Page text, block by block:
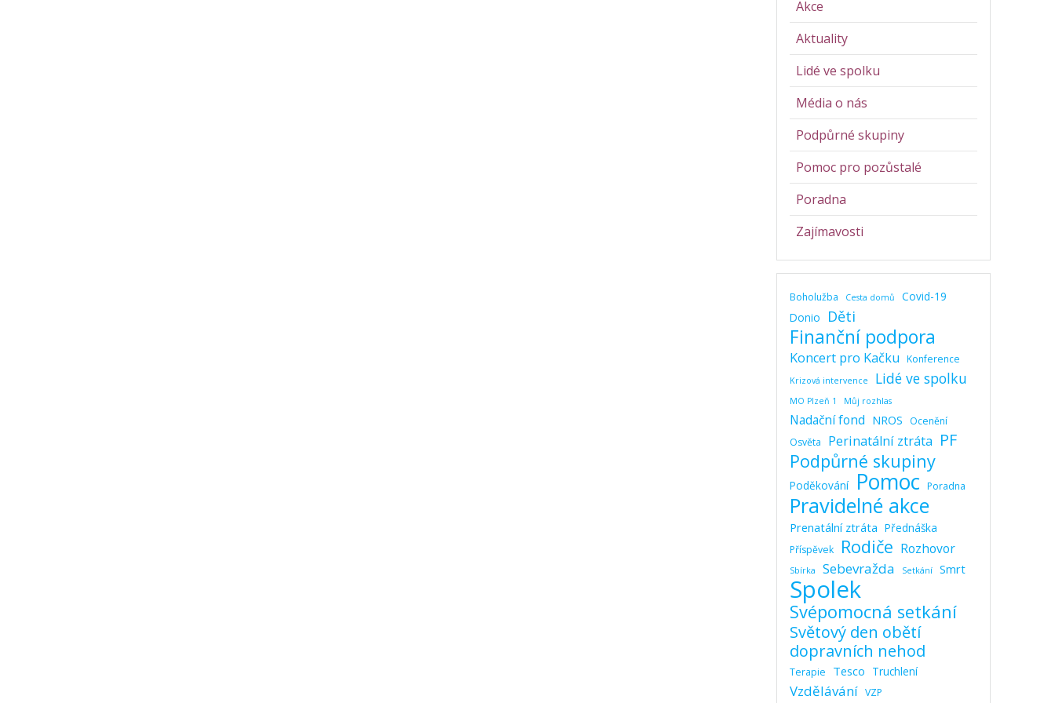
Akce
Aktuality
Lidé ve spolku
Média o nás
Podpůrné skupiny
Pomoc pro pozůstalé
Poradna
Zajímavosti
Boholužba Cesta domů
Covid-19
Donio
Děti
Finanční podpora
Koncert pro Kačku Konference
Krizová intervence Lidé ve spolku
MO Plzeň 1 Můj rozhlas
Nadační fond NROS
Ocenění
Osvěta
Perinatální ztráta PF
Podpůrné skupiny
Poděkování Pomoc Poradna
Pravidelné akce
Prenatální ztráta Přednáška
Příspěvek Rodiče Rozhovor
Sbírka Sebevražda Setkání Smrt
Spolek
Svépomocná setkání
Světový den obětí
dopravních nehod
Terapie Tesco Truchlení
Vzdělávání VZP